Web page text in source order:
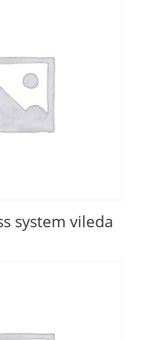
system vileda